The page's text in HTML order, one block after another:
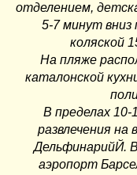
отделением,
5-7 минут вниз
коляской
На пляже
каталонской
В пределах
развлечения на
ДельфинарийЙ.
аэропорт